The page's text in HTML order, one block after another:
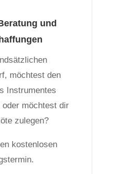
und
möchtest den
Instrumentes
möchtest dir
zulegen?
kostenlosen